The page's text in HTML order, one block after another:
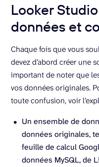
Looker
données et
Chaque fois que vous
devez d’abord créer une
important de noter que
vos données originales.
toute confusion, voir
Un ensemble de
données originales,
feuille de calcul
données MySQL, de